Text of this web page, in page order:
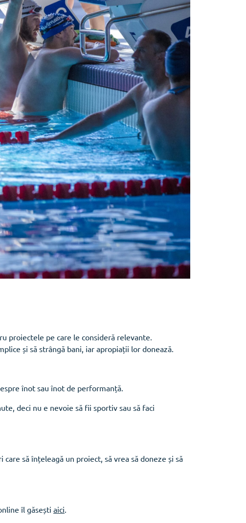
proiectele pe care le consideră relevante.
și să strângă bani, iar apropiații lor donează.
înot sau înot de performanță.
deci nu e nevoie să fii sportiv sau să faci
să înțeleagă un proiect, să vrea să doneze și să
îl găsești aici